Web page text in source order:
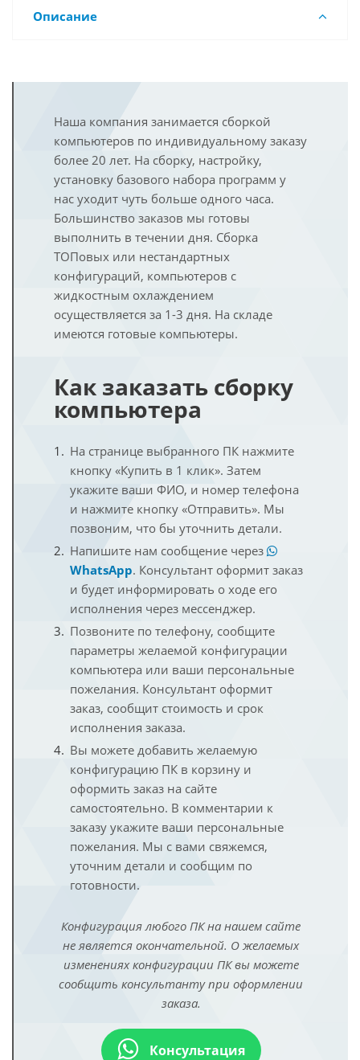
Описание
Наша компания занимается сборкой
компьютеров по индивидуальному заказу
более 20 лет. На сборку, настройку,
установку базового набора программ у
нас уходит чуть больше одного часа.
Большинство заказов мы готовы
выполнить в течении дня. Сборка
ТОПовых или нестандартных
конфигураций, компьютеров с
жидкостным охлаждением
осуществляется за 1-3 дня. На складе
имеются готовые компьютеры.
Как заказать сборку
компьютера
На странице выбранного ПК нажмите
кнопку «Купить в 1 клик». Затем
укажите ваши ФИО, и номер телефона
и нажмите кнопку «Отправить». Мы
позвоним, что бы уточнить детали.
Напишите нам сообщение через
WhatsApp. Консультант оформит заказ
и будет информировать о ходе его
исполнения через мессенджер.
Позвоните по телефону, сообщите
параметры желаемой конфигурации
компьютера или ваши персональные
пожелания. Консультант оформит
заказ, сообщит стоимость и срок
исполнения заказа.
Вы можете добавить желаемую
конфигурацию ПК в корзину и
оформить заказ на сайте
самостоятельно. В комментарии к
заказу укажите ваши персональные
пожелания. Мы с вами свяжемся,
уточним детали и сообщим по
готовности.
Конфигурация любого ПК на нашем сайте
не является окончательной. О желаемых
изменениях конфигурации ПК вы можете
сообщить консультанту при оформлении
заказа.
Консультация